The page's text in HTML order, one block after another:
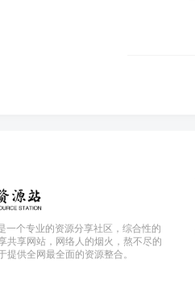
一个专业的资源分享社区，综合性的
共享网站，网络人的烟火，熬不尽的
提供全网最全面的资源整合。